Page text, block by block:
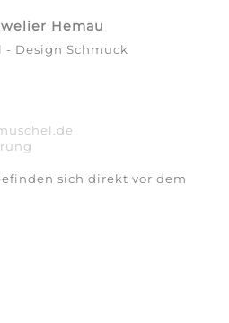
Hemau
- Design Schmuck
sich direkt vor dem